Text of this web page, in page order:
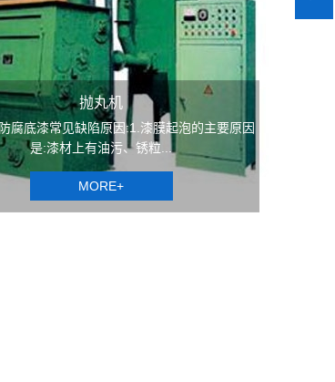
抛丸机
腐底漆常见缺陷原因:1.漆膜起泡的主要原因
是:漆材上有油污、锈粒...
MORE+